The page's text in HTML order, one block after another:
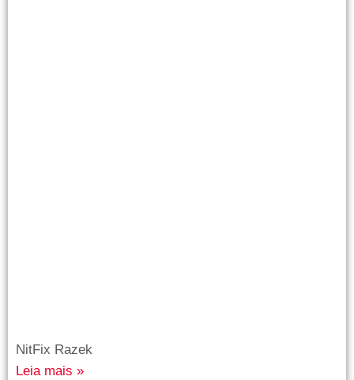
NitFix Razek
Leia mais »